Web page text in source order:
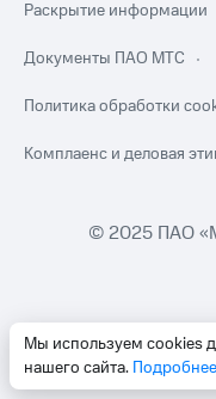
Мы используем cookies
нашего сайта. Подробнее
Раскрытие информации
Документы ПАО МТС
Политика обработки
Комплаенс и деловая
© 2025 ПАО